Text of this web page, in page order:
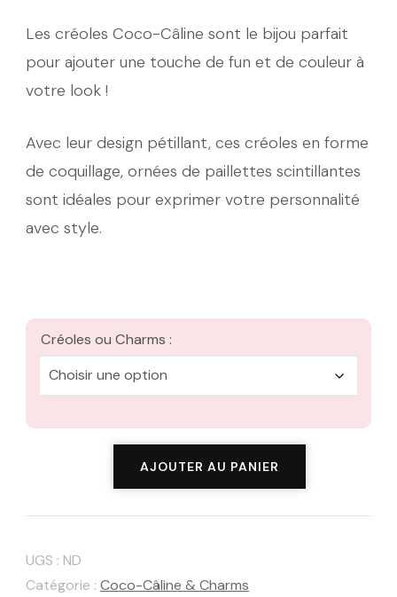
de
prix :
à
20,00 €
Les créoles Coco-Câline sont le bijou parfait
pour ajouter une touche de fun et de couleur à
votre look !
Avec leur design pétillant, ces créoles en forme
de coquillage, ornées de paillettes scintillantes
sont idéales pour exprimer votre personnalité
avec style.
Créoles ou Charms :
Câline
Gold
AJOUTER AU PANIER
UGS : ND
Catégorie : Coco-Câline & Charms